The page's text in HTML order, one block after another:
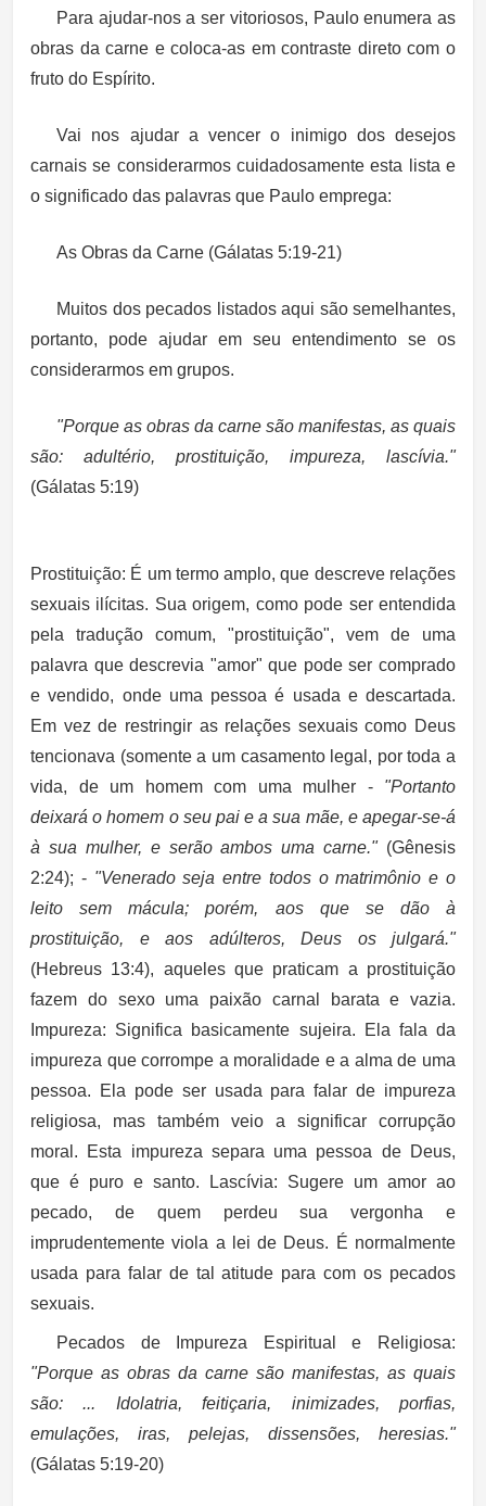
Para ajudar-nos a ser vitoriosos, Paulo enumera as
obras da carne e coloca-as em contraste direto com o
fruto do Espírito.
Vai nos ajudar a vencer o inimigo dos desejos
carnais se considerarmos cuidadosamente esta lista e
o significado das palavras que Paulo emprega:
As Obras da Carne (Gálatas 5:19-21)
Muitos dos pecados listados aqui são semelhantes,
portanto, pode ajudar em seu entendimento se os
considerarmos em grupos.
"Porque as obras da carne são manifestas, as quais
são: adultério, prostituição, impureza, lascívia."
(Gálatas 5:19)
Prostituição: É um termo amplo, que descreve relações
sexuais ilícitas. Sua origem, como pode ser entendida
pela tradução comum, "prostituição", vem de uma
palavra que descrevia "amor" que pode ser comprado
e vendido, onde uma pessoa é usada e descartada.
Em vez de restringir as relações sexuais como Deus
tencionava (somente a um casamento legal, por toda a
vida, de um homem com uma mulher - "Portanto
deixará o homem o seu pai e a sua mãe, e apegar-se-á
à sua mulher, e serão ambos uma carne."(Gênesis
2:24); - "Venerado seja entre todos o matrimônio e o
leito sem mácula; porém, aos que se dão à
prostituição, e aos adúlteros, Deus os julgará."
(Hebreus 13:4), aqueles que praticam a prostituição
fazem do sexo uma paixão carnal barata e vazia.
Impureza: Significa basicamente sujeira. Ela fala da
impureza que corrompe a moralidade e a alma de uma
pessoa. Ela pode ser usada para falar de impureza
religiosa, mas também veio a significar corrupção
moral. Esta impureza separa uma pessoa de Deus,
que é puro e santo.
Lascívia: Sugere um amor ao
pecado, de quem perdeu sua vergonha e
imprudentemente viola a lei de Deus. É normalmente
usada para falar de tal atitude para com os pecados
sexuais.
Pecados de Impureza Espiritual e Religiosa:
"Porque as obras da carne são manifestas, as quais
são: ... Idolatria, feitiçaria, inimizades, porfias,
emulações, iras, pelejas, dissensões, heresias."
(Gálatas 5:19-20)